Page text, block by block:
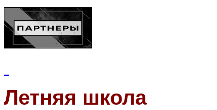
Летняя школа